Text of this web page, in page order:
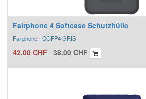
Fairphone 4 Softcase Schutzhülle
Fairphone - COFP4 GRIS
42.00CHF 38.00 CHF